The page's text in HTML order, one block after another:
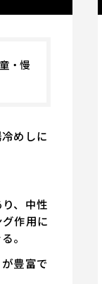
・慢
めしに
、中性
作用に
。
豊富で